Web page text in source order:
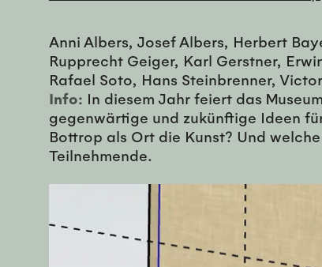
Anni Albers, Josef Albers, Herbert
Rupprecht Geiger, Karl Gerstner,
Rafael Soto, Hans Steinbrenner,
Info: In diesem Jahr feiert das
gegenwärtige und zukünftige Ideen
Bottrop als Ort die Kunst? Und
Teilnehmende.